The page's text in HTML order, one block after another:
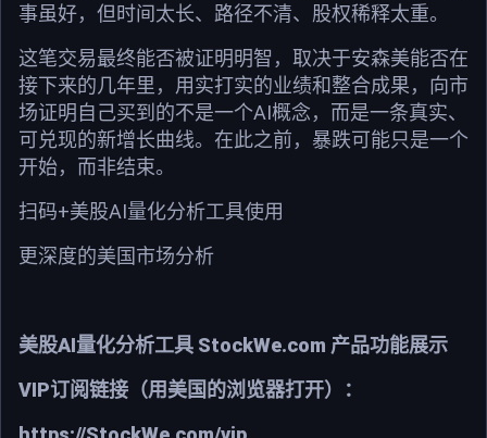
事虽好，但时间太长、路径不清、股权稀释太重。
这笔交易最终能否被证明明智，取决于安森美能否在
接下来的几年里，用实打实的业绩和整合成果，向市
场证明自己买到的不是一个AI概念，而是一条真实、
可兑现的新增长曲线。在此之前，暴跌可能只是一个
开始，而非结束。
扫码+美股AI量化分析工具使用
更深度的美国市场分析
美股AI量化分析工具 StockWe.com 产品功能展示
VIP订阅链接（用美国的浏览器打开）：